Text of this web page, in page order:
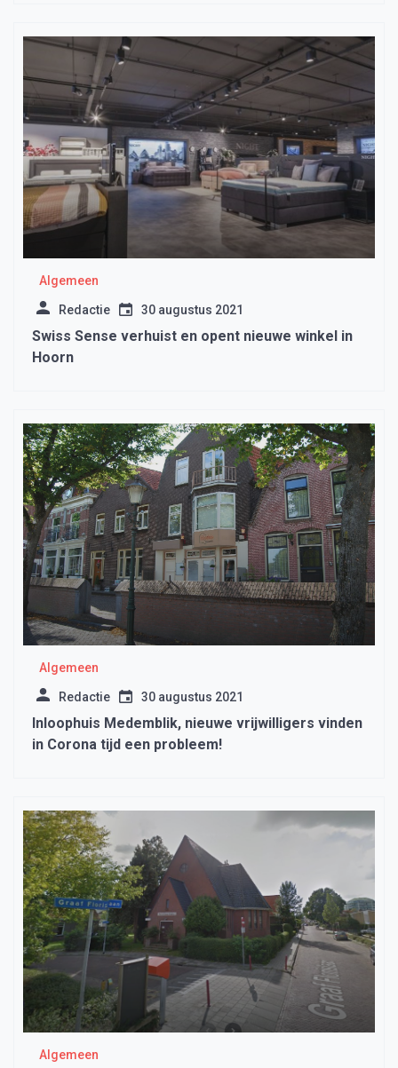
Algemeen
Redactie 30 augustus 2021
Swiss Sense verhuist en opent nieuwe winkel in
Hoorn
Algemeen
Redactie 30 augustus 2021
Inloophuis Medemblik, nieuwe vrijwilligers vinden
in Corona tijd een probleem!
Algemeen